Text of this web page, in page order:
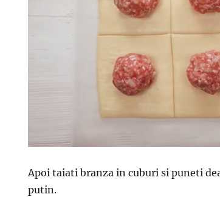
Apoi taiati branza in cuburi si puneti
putin.